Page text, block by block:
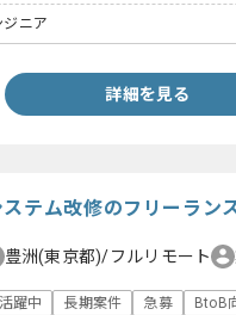
ニア
詳細を見る
ステム改修のフリーラン
豊洲(東京都)/フルリモート
躍中 長期案件 急募 BtoB